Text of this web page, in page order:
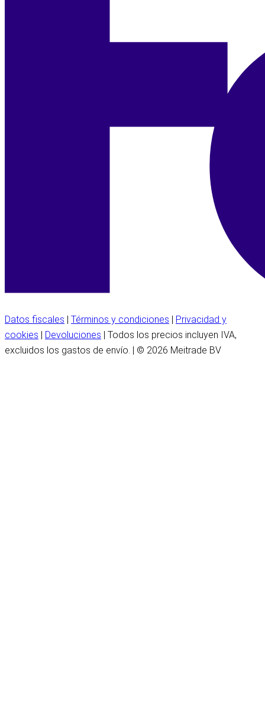
Datos fiscales Términos y condiciones
Privacidad y
cookies
Devoluciones | Todos los precios incluyen IVA,
excluidos los gastos de envío. | © 2026 Meitrade BV